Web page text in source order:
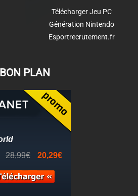
Télécharger Jeu PC
Génération Nintendo
Esportrecrutement.fr
BON PLAN